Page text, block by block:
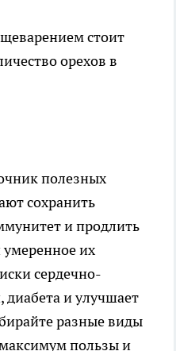
стоит
орехов в
полезных
сохранить
и продлить
умеренное их
сердечно-
диабета и улучшает
разные виды
пользы и